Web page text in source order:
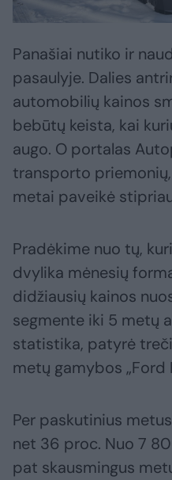
Panašiai nutiko ir
pasaulyje. Dalies
automobilių kainos
bebūtų keista, kai
augo. O portalas
transporto
metai paveikė
Pradėkime nuo tų,
dvylika mėnesių
didžiausių kainos
segmente iki 5 metų
statistika, patyrė
metų gamybos „Ford
Per paskutinius
net 36 proc. Nuo 7
pat skausmingus